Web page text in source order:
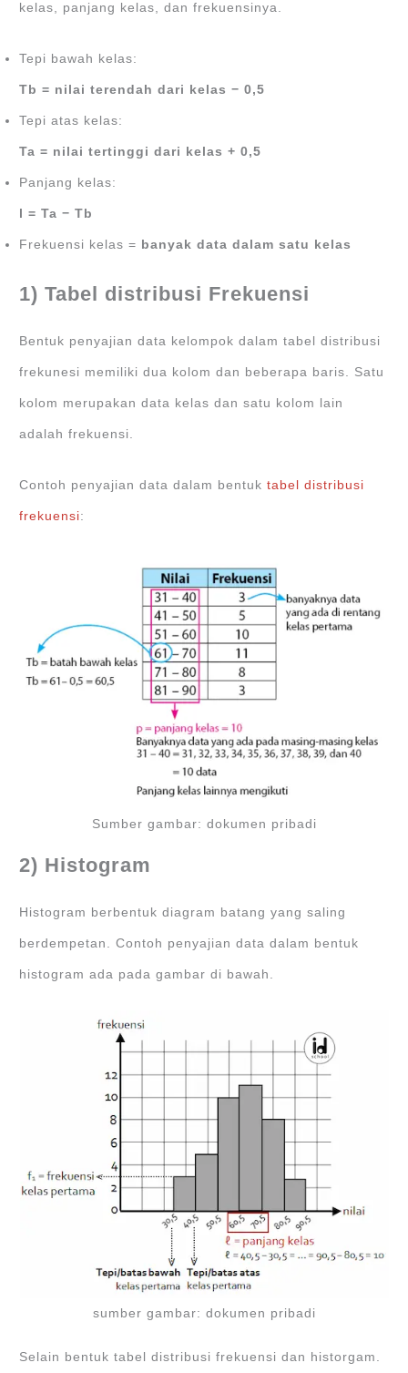
kelas, panjang kelas, dan frekuensinya.
Tepi bawah kelas:
Tb = nilai terendah dari kelas − 0,5
Tepi atas kelas:
Ta = nilai tertinggi dari kelas + 0,5
Panjang kelas:
l = Ta − Tb
Frekuensi kelas = banyak data dalam satu kelas
1) Tabel distribusi Frekuensi
Bentuk penyajian data kelompok dalam tabel distribusi
frekunesi memiliki dua kolom dan beberapa baris. Satu
kolom merupakan data kelas dan satu kolom lain
adalah frekuensi.
Contoh penyajian data dalam bentuktabel distribusi
frekuensi:
Sumber gambar: dokumen pribadi
2) Histogram
Histogram berbentuk diagram batang yang saling
berdempetan. Contoh penyajian data dalam bentuk
histogram ada pada gambar di bawah.
sumber gambar: dokumen pribadi
Selain bentuk tabel distribusi frekuensi dan historgam.